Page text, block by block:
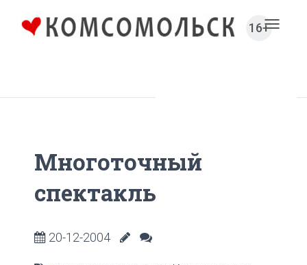
16+
Многоточный
спектакль
20-12-2004